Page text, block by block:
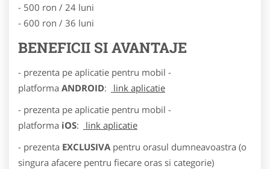
- 500 ron / 24 luni
- 600 ron / 36 luni
BENEFICII SI AVANTAJE
- prezenta pe aplicatie pentru mobil -
platforma ANDROID:
link aplicatie
- prezenta pe aplicatie pentru mobil -
platforma iOS:
link aplicatie
- prezenta EXCLUSIVA pentru orasul dumneavoastra (o
singura afacere pentru fiecare oras si categorie)